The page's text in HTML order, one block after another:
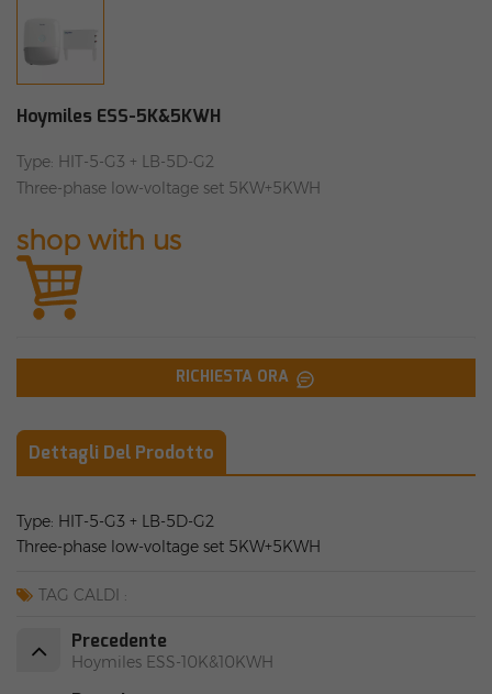
Hoymiles ESS-5K&5KWH
Type: HIT-5-G3 + LB-5D-G2
Three-phase low-voltage set 5KW+5KWH
shop with us
RICHIESTA ORA
Dettagli Del Prodotto
Type: HIT-5-G3 + LB-5D-G2
Three-phase low-voltage set 5KW+5KWH
TAG CALDI :
Precedente
Hoymiles ESS-10K&10KWH